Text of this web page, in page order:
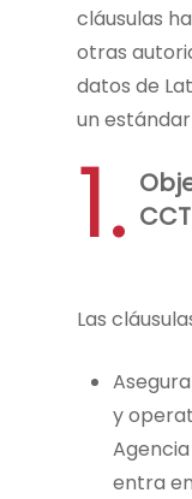
cláusulas
otras
datos de
un
1. CCT
Las
y
entra